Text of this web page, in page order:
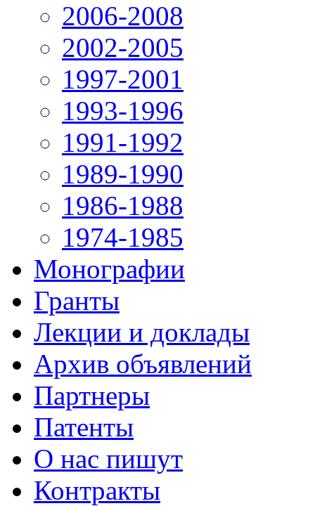
2006-2008
2002-2005
1997-2001
1993-1996
1991-1992
1989-1990
1986-1988
1974-1985
Монографии
Гранты
Лекции и доклады
Архив объявлений
Партнеры
Патенты
О нас пишут
Контракты